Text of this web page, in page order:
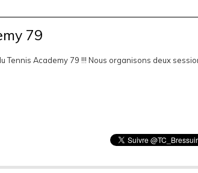
79
Tennis Academy 79 !!! Nous organisons deux